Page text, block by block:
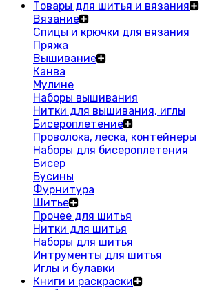
Товары для шитья и вязания
Вязание
Спицы и крючки для вязания
Пряжа
Вышивание
Канва
Мулине
Наборы вышивания
Нитки для вышивания, иглы
Бисероплетение
Проволока, леска, контейнеры
Наборы для бисероплетения
Бисер
Бусины
Фурнитура
Шитье
Прочее для шитья
Нитки для шитья
Наборы для шитья
Интрументы для шитья
Иглы и булавки
Книги и раскраски